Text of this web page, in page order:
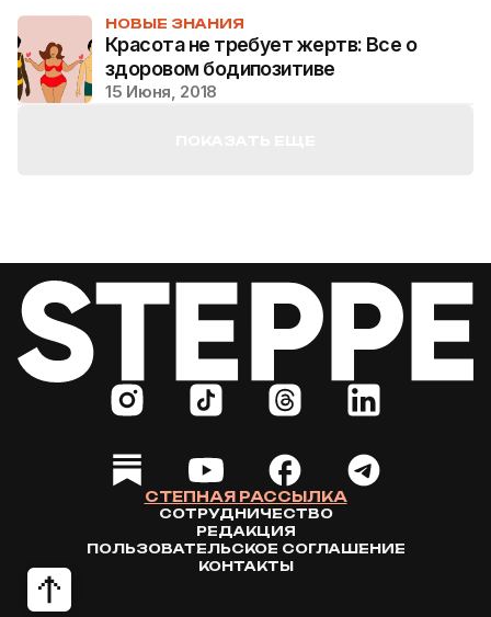
НОВЫЕ ЗНАНИЯ
Красота не требует жертв: Все о
здоровом бодипозитиве
15 Июня, 2018
СТЕПНАЯ РАССЫЛКА
СОТРУДНИЧЕСТВО
РЕДАКЦИЯ
ПОЛЬЗОВАТЕЛЬСКОЕ СОГЛАШЕНИЕ
КОНТАКТЫ